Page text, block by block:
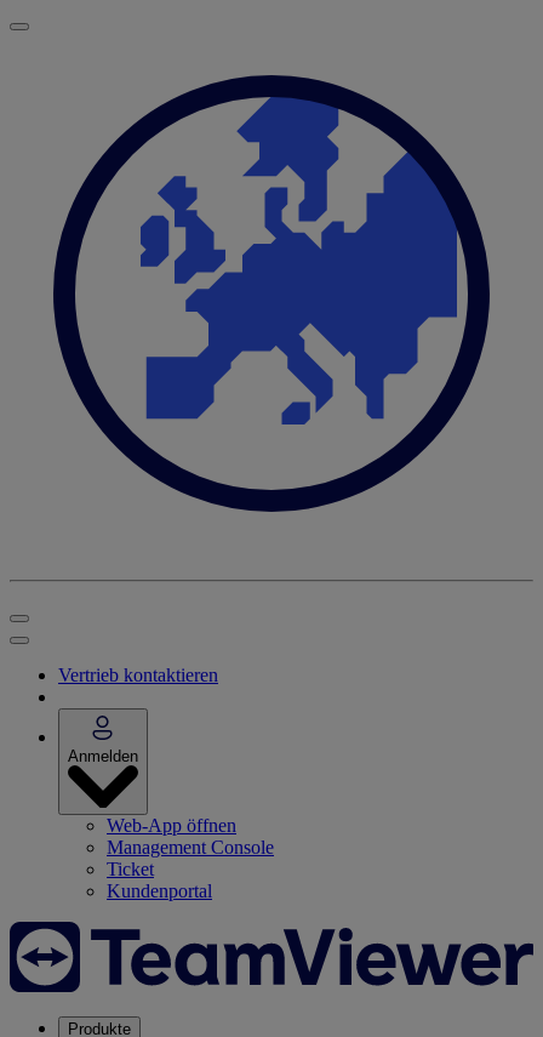
Vertrieb kontaktieren
Anmelden
Web-App öffnen
Management Console
Ticket
Kundenportal
Produkte